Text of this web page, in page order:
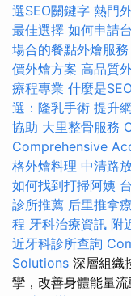
選SEO關鍵字 熱門
最佳選擇 如何申請
場合的餐點外燴服務
價外燴方案 高品質
療程專業 什麼是
選：隆乳手術 提升
協助 大里整骨服務
Comprehensive
格外燴料理 中清路
如何找到打掃阿姨
診所推薦 后里推拿
程 牙科治療資訊 附
近牙科診所查詢
Solutions 深層組織
攣，改善身體能量